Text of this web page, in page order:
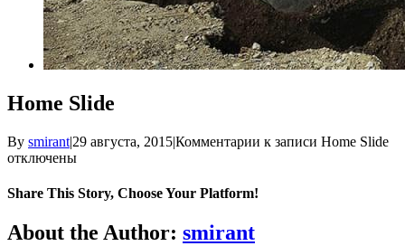
Home Slide
By smirant|29 августа, 2015|Комментарии к записи Home Slide
отключены
Share This Story, Choose Your Platform!
About the Author: smirant